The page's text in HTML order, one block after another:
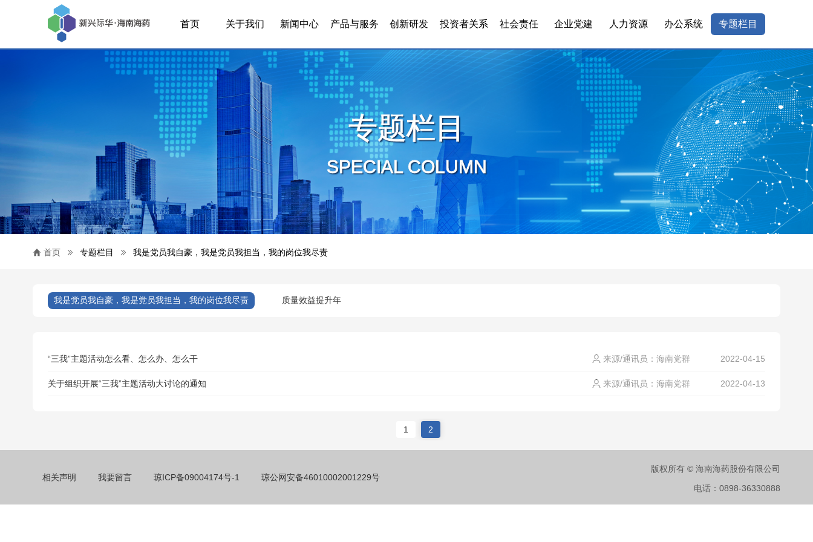
首页 关于我们 新闻中心 产品与服务 创新研发 投资者关系 社会责任 企业党建 人力资源 办公系统 专题栏目
专题栏目
SPECIAL COLUMN
首页 专题栏目 我是党员我自豪，我是党员我担当，我的岗位我尽责
我是党员我自豪，我是党员我担当，我的岗位我尽责 质量效益提升年
“三我”主题活动怎么看、怎么办、怎么干 2022-04-15
来源/通讯员：海南党群
关于组织开展“三我”主题活动大讨论的通知 2022-04-13
来源/通讯员：海南党群
1 2
相关声明 我要留言 琼ICP备09004174号-1 琼公网安备46010002001229号
版权所有 © 海南海药股份有限公司
电话：0898-36330888